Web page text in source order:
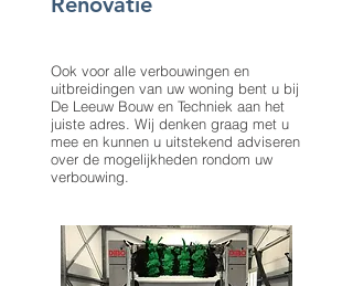
Ook voor alle verbouwingen en
uitbreidingen van uw woning bent u bij
De Leeuw Bouw en Techniek aan het
juiste adres. Wij denken graag met u
mee en kunnen u uitstekend adviseren
over de mogelijkheden rondom uw
verbouwing.